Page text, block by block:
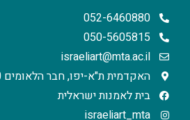
052-6460880
050-5605815
israeliart@mta.ac.il
האקדמית ת"א-יפו, חבר הלאומים 10 תל אביב
בית לאמנות ישראלית
israeliart_mta